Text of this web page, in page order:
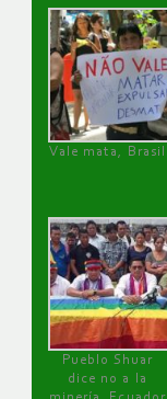
Vale mata, Brasil
Pueblo Shuar
dice no a la